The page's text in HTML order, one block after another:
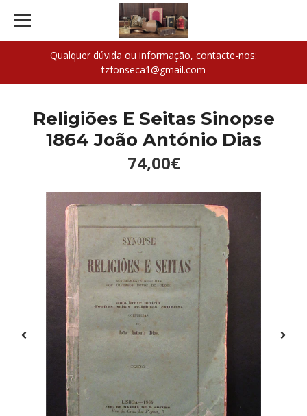
Qualquer dúvida ou informação, contacte-nos:
tzfonseca1@gmail.com
Religiões E Seitas Sinopse
1864 João António Dias
74,00€